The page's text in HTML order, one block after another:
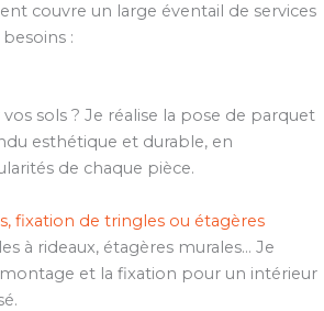
couvre un large éventail de services
:
sols ? Je réalise la pose de parquet
esthétique et durable, en
de chaque pièce.
fixation de tringles ou étagères
à rideaux, étagères murales… Je
et la fixation pour un intérieur